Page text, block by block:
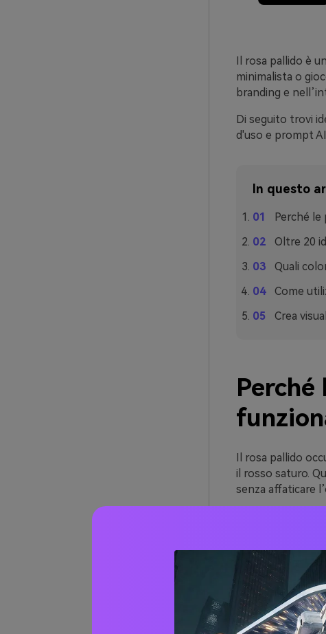
Il rosa pallido è
minimalista o
branding e
Di seguito trovi
d'uso e prompt
In questo
Perché
Oltre 20
Quali
Come
Crea
Il rosa pallido
il rosso saturo.
senza affaticare
freschezza e
La cosa più
neutro scuro
rinunciare a un